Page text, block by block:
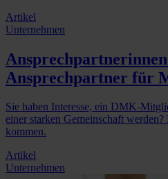
Artikel
Unternehmen
Ansprechpartner für
Sie haben Interesse, ein DMK-
einer starken Gemeinschaft
kommen.
Artikel
Unternehmen